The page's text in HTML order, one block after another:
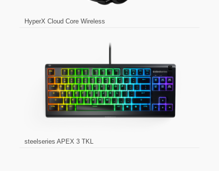
HyperX Cloud Core Wireless
steelseries APEX 3 TKL